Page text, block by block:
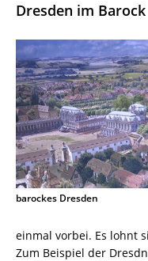
Dresden im Barock
barockes Dresden
einmal vorbei. Es lohnt
Zum Beispiel der